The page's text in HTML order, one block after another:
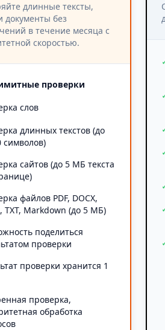
длинные тексты,
документы без
в течение месяца с
скоростью.
проверки
слов
длинных текстов (до
символов)
сайтов (до 5 МБ текста
файлов PDF, DOCX,
TXT, Markdown (до 5 МБ)
поделиться
проверки
проверки хранится 1
проверка,
обработка